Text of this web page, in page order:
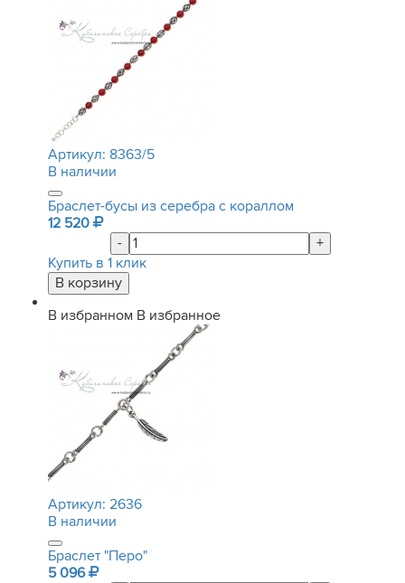
Артикул: 8363/5
В наличии
Браслет-бусы из серебра с кораллом
12 520
-
+
Купить в 1 клик
В избранном В избранное
Артикул: 2636
В наличии
Браслет "Перо"
5 096